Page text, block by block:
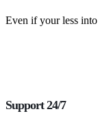
Even if your less
Support 24/7